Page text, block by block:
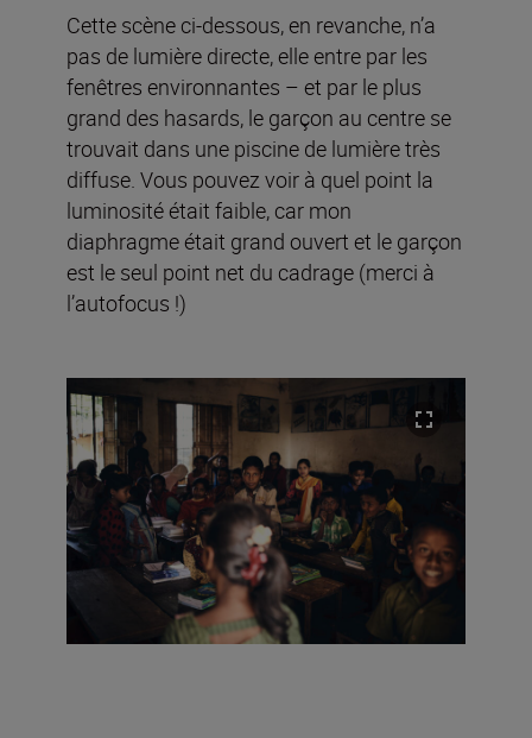
Cette scène ci-dessous, en revanche, n’a
pas de lumière directe, elle entre par les
fenêtres environnantes – et par le plus
grand des hasards, le garçon au centre se
trouvait dans une piscine de lumière très
diffuse. Vous pouvez voir à quel point la
luminosité était faible, car mon
diaphragme était grand ouvert et le garçon
est le seul point net du cadrage (merci à
l’autofocus !)